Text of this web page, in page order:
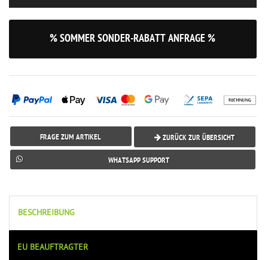
% SOMMER SONDER-RABATT ANFRAGE %
FRAGE ZUM ARTIKEL ZURÜCK ZUR ÜBERSICHT
WHATSAPP SUPPORT
BESCHREIBUNG
EU BEAUFTRAGTER